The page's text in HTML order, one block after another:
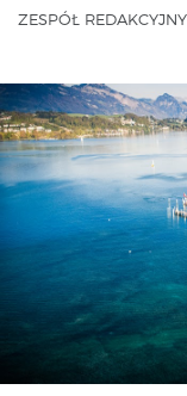
ZESPÓŁ REDAKCYJNY